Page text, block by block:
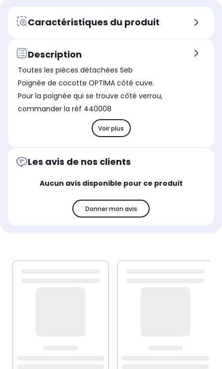
Caractéristiques du produit
Description
Toutes les pièces détachées Seb
Poignée de cocotte OPTIMA côté cuve.
Pour la poignée qui se trouve côté verrou,
commander la réf 440008
Voir plus
Les avis de nos clients
Aucun avis disponible pour ce produit
Donner mon avis